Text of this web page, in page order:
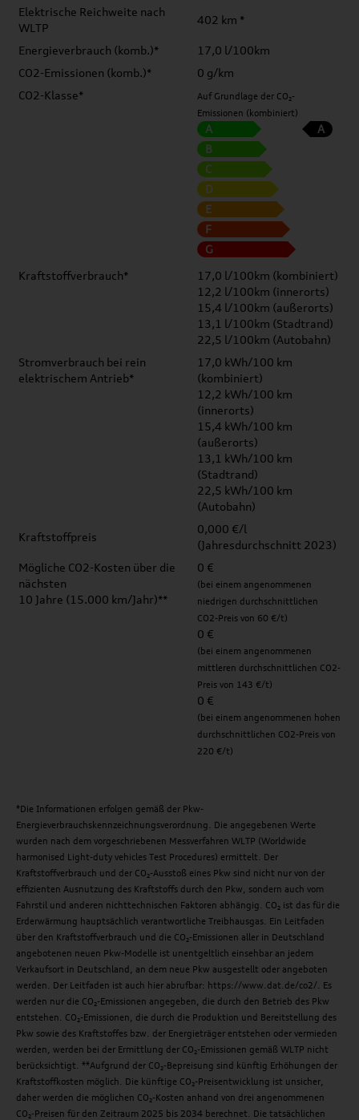
Elektrische Reichweite nach
WLTP
402 km *
Energieverbrauch (komb.)*
17,0 l/100km
CO2-Emissionen (komb.)*
0 g/km
CO2-Klasse*
Auf Grundlage der CO₂-
Emissionen (kombiniert)
A
B
C
D
E
F
G
A
Kraftstoffverbrauch*
17,0 l/100km (kombiniert)
12,2 l/100km (innerorts)
15,4 l/100km (außerorts)
13,1 l/100km (Stadtrand)
22,5 l/100km (Autobahn)
Stromverbrauch bei rein
elektrischem Antrieb*
17,0 kWh/100 km
(kombiniert)
12,2 kWh/100 km
(innerorts)
15,4 kWh/100 km
(außerorts)
13,1 kWh/100 km
(Stadtrand)
22,5 kWh/100 km
(Autobahn)
Kraftstoffpreis
0,000 €/l
(Jahresdurchschnitt 2023)
Mögliche CO2-Kosten über die
nächsten
10 Jahre (15.000 km/Jahr)**
0 €
(bei einem angenommenen
niedrigen durchschnittlichen
CO2-Preis von 60 €/t)
0 €
(bei einem angenommenen
mittleren durchschnittlichen CO2-
Preis von 143 €/t)
0 €
(bei einem angenommenen hohen
durchschnittlichen CO2-Preis von
220 €/t)
*Die Informationen erfolgen gemäß der Pkw-
Energieverbrauchskennzeichnungsverordnung. Die angegebenen Werte
wurden nach dem vorgeschriebenen Messverfahren WLTP (Worldwide
harmonised Light-duty vehicles Test Procedures) ermittelt. Der
Kraftstoffverbrauch und der CO₂-Ausstoß eines Pkw sind nicht nur von der
effizienten Ausnutzung des Kraftstoffs durch den Pkw, sondern auch vom
Fahrstil und anderen nichttechnischen Faktoren abhängig. CO₂ ist das für die
Erderwärmung hauptsächlich verantwortliche Treibhausgas. Ein Leitfaden
über den Kraftstoffverbrauch und die CO₂-Emissionen aller in Deutschland
angebotenen neuen Pkw-Modelle ist unentgeltlich einsehbar an jedem
Verkaufsort in Deutschland, an dem neue Pkw ausgestellt oder angeboten
werden. Der Leitfaden ist auch hier abrufbar: https://www.dat.de/co2/. Es
werden nur die CO₂-Emissionen angegeben, die durch den Betrieb des Pkw
entstehen. CO₂-Emissionen, die durch die Produktion und Bereitstellung des
Pkw sowie des Kraftstoffes bzw. der Energieträger entstehen oder vermieden
werden, werden bei der Ermittlung der CO₂-Emissionen gemäß WLTP nicht
berücksichtigt. **Aufgrund der CO₂-Bepreisung sind künftig Erhöhungen der
Kraftstoffkosten möglich. Die künftige CO₂-Preisentwicklung ist unsicher,
daher werden die möglichen CO₂-Kosten anhand von drei angenommenen
CO₂-Preisen für den Zeitraum 2025 bis 2034 berechnet. Die tatsächlichen